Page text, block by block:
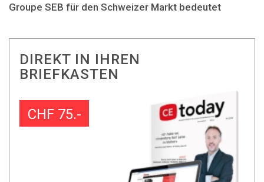
Groupe SEB für den Schweizer Markt bedeutet
DIREKT IN IHREN
BRIEFKASTEN
CHF 75.-